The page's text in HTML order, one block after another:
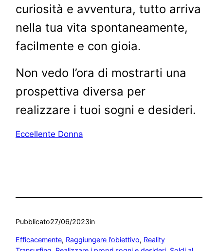
curiosità e avventura, tutto arriva
nella tua vita spontaneamente,
facilmente e con gioia.
Non vedo l’ora di mostrarti una
prospettiva diversa per
realizzare i tuoi sogni e desideri.
Eccellente Donna
Pubblicato27/06/2023in
Efficacemente, Raggiungere l’obiettivo, Reality